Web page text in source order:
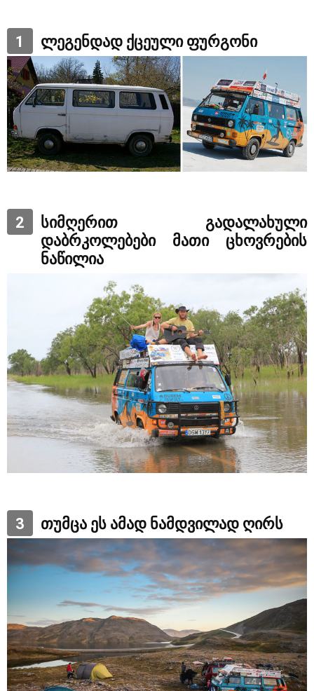
1 ლეგენდად ქცეული ფურგონი
2
სიმღერით გადალახული
დაბრკოლებები მათი ცხოვრების
ნაწილია
3 თუმცა ეს ამად ნამდვილად ღირს